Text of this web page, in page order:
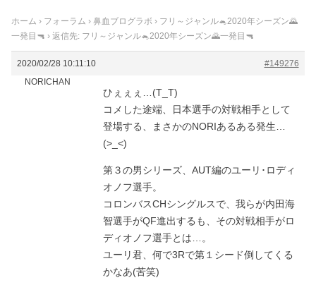
ホーム › フォーラム › 鼻血ブログラボ › フリ～ジャンル🐁2020年シーズン🌄
一発目🔫 › 返信先: フリ～ジャンル🐁2020年シーズン🌄一発目🔫
2020/02/28 10:11:10
#149276
NORICHAN
ひぇぇぇ…(T_T)
コメした途端、日本選手の対戦相手として
登場する、まさかのNORIあるある発生…
(>_<)
第３の男シリーズ、AUT編のユーリ･ロディ
オノフ選手。
コロンバスCHシングルスで、我らが内田海
智選手がQF進出するも、その対戦相手がロ
ディオノフ選手とは…。
ユーリ君、何で3Rで第１シード倒してくる
かなあ(苦笑)